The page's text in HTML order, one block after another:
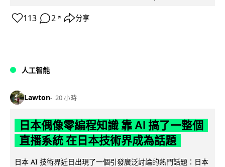
113 2 ↗ 分享
人工智能
Lawton 20 小時
日本偶像零編程知識 靠 AI 搞了一整個
直播系統 在日本技術界成為話題
日本 AI 技術界近日出現了一個引發廣泛討論的熱門話題：日本